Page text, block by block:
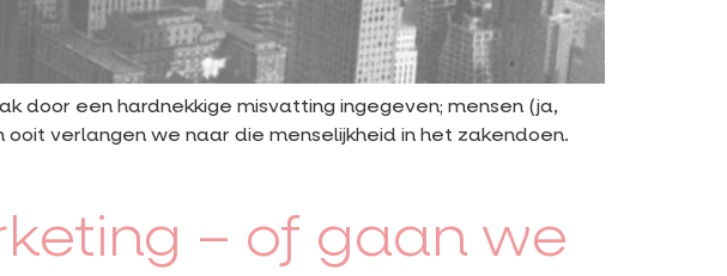
door een hardnekkige misvatting ingegeven; mensen (ja,
verlangen we naar die menselijkheid in het zakendoen.
– of gaan we